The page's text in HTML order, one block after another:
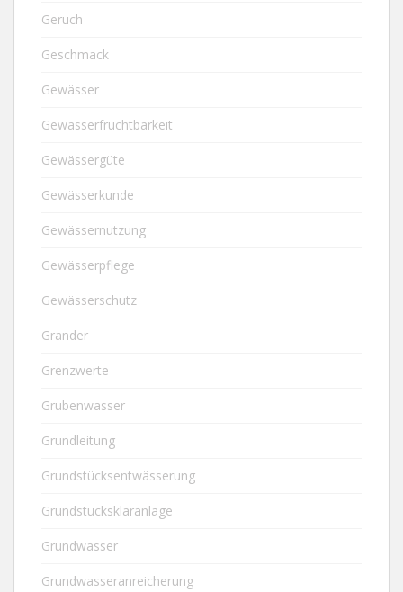
Geruch
Geschmack
Gewässer
Gewässerfruchtbarkeit
Gewässergüte
Gewässerkunde
Gewässernutzung
Gewässerpflege
Gewässerschutz
Grander
Grenzwerte
Grubenwasser
Grundleitung
Grundstücksentwässerung
Grundstückskläranlage
Grundwasser
Grundwasseranreicherung